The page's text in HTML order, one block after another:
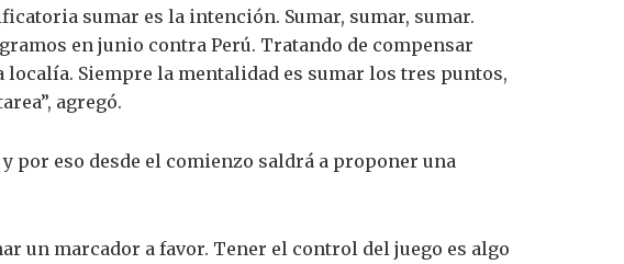
sumar es la intención. Sumar, sumar, sumar.
en junio contra Perú. Tratando de compensar
localía. Siempre la mentalidad es sumar los tres puntos,
agregó.
por eso desde el comienzo saldrá a proponer una
un marcador a favor. Tener el control del juego es algo